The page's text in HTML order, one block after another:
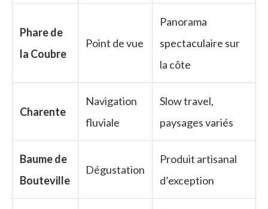
Phare de
la Coubre
Point de vue
Panorama
spectaculaire sur
la côte
Charente
Navigation
fluviale
Slow travel,
paysages variés
Baume de
Bouteville
Dégustation
Produit artisanal
d’exception